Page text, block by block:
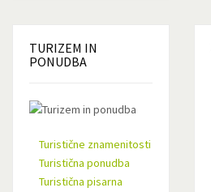
TURIZEM IN
PONUDBA
Turistične znamenitosti
Turistična ponudba
Turistična pisarna